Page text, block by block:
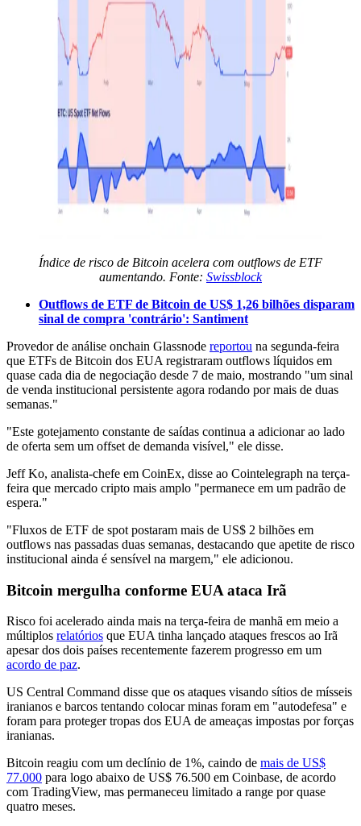
Índice de risco de Bitcoin acelera com outflows de ETF
aumentando. Fonte: Swissblock
Outflows de ETF de Bitcoin de US$ 1,26 bilhões disparam
sinal de compra 'contrário': Santiment
Provedor de análise onchain Glassnode reportou na segunda-feira
que ETFs de Bitcoin dos EUA registraram outflows líquidos em
quase cada dia de negociação desde 7 de maio, mostrando "um sinal
de venda institucional persistente agora rodando por mais de duas
semanas."
"Este gotejamento constante de saídas continua a adicionar ao lado
de oferta sem um offset de demanda visível," ele disse.
Jeff Ko, analista-chefe em CoinEx, disse ao Cointelegraph na terça-
feira que mercado cripto mais amplo "permanece em um padrão de
espera."
"Fluxos de ETF de spot postaram mais de US$ 2 bilhões em
outflows nas passadas duas semanas, destacando que apetite de risco
institucional ainda é sensível na margem," ele adicionou.
Bitcoin mergulha conforme EUA ataca Irã
Risco foi acelerado ainda mais na terça-feira de manhã em meio a
múltiplos relatórios que EUA tinha lançado ataques frescos ao Irã
apesar dos dois países recentemente fazerem progresso em um
acordo de paz.
US Central Command disse que os ataques visando sítios de mísseis
iranianos e barcos tentando colocar minas foram em "autodefesa" e
foram para proteger tropas dos EUA de ameaças impostas por forças
iranianas.
Bitcoin reagiu com um declínio de 1%, caindo de mais de US$
77.000 para logo abaixo de US$ 76.500 em Coinbase, de acordo
com TradingView, mas permaneceu limitado a range por quase
quatro meses.